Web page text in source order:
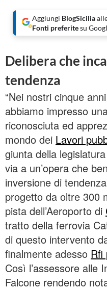
Aggiungi BlogSicilia
Fonti preferitesu
Delibera che
tendenza
“Nei nostri cinque
abbiamo impresso
riconosciuta ed
mondo dei Lavori
giunta della
via a un’opera che
inversione di
progetto da oltre 300
pista dell’Aeroporto di
tratto della ferrovia
di questo intervento
finalmente adesso Rfi
Così l’assessore alle
Falcone rendendo